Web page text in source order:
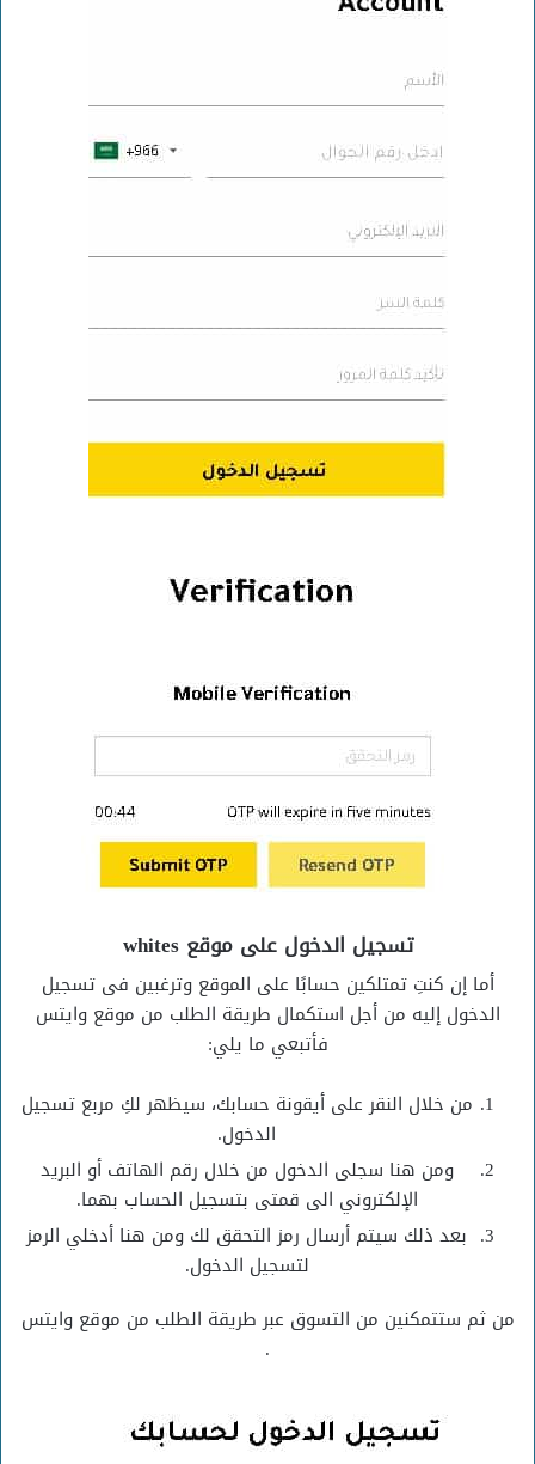
تسجيل الدخول على موقع whites
أما إن كنتِ تمتلكين حسابًا على الموقع وترغبين فى تسجيل
الدخول إليه من أجل استكمال طريقة الطلب من موقع وايتس
فأتبعي ما يلي:
من خلال النقر على أيقونة حسابك، سيظهر لكِ مربع تسجيل
الدخول.
ومن هنا سجلى الدخول من خلال رقم الهاتف أو البريد
الإلكتروني الى قمتى بتسجيل الحساب بهما.
بعد ذلك سيتم أرسال رمز التحقق لك ومن هنا أدخلي الرمز
لتسجيل الدخول.
من ثم ستتمكنين من التسوق عبر طريقة الطلب من موقع وايتس
.